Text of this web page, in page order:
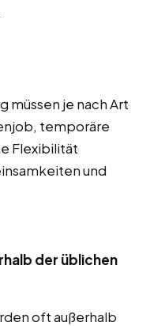
müssen je nach Art
temporäre
Flexibilität
und
der üblichen
oft außerhalb